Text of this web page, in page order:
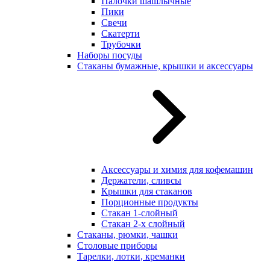
Пики
Свечи
Скатерти
Трубочки
Наборы посуды
Стаканы бумажные, крышки и аксессуары
Аксессуары и химия для кофемашин
Держатели, сливсы
Крышки для стаканов
Порционные продукты
Стакан 1-слойный
Стакан 2-х слойный
Стаканы, рюмки, чашки
Столовые приборы
Тарелки, лотки, креманки